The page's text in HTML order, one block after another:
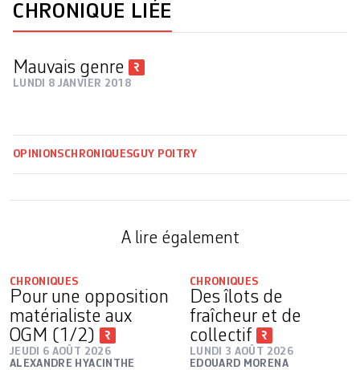
CHRONIQUE LIÉE
Mauvais genre
LUNDI 8 JANVIER 2018
OPINIONSCHRONIQUESGUY POITRY
A lire également
CHRONIQUES
Pour une opposition
matérialiste aux
OGM (1/2)
JEUDI 6 AOÛT 2026
ALEXANDRE HYACINTHE
CHRONIQUES
Des îlots de
fraîcheur et de
collectif
LUNDI 3 AOÛT 2026
EDOUARD MORENA